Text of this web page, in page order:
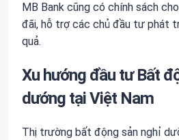
MB Bank cũng có chính sách
đãi, hỗ trợ các chủ đầu tư phát
quả.
Xu hướng đầu tư Bất
dướng tại Việt Nam
Thị trường bất động sản nghỉ